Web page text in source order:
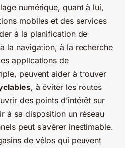
numérique, quant à lui,
mobiles et des services
à la planification de
la navigation, à la recherche
applications de
peuvent aider à trouver
, à éviter les routes
des points d’intérêt sur
à sa disposition un réseau
peut s’avérer inestimable.
de vélos qui peuvent